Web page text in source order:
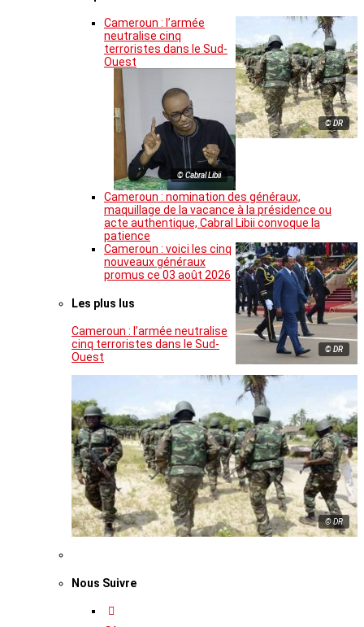
© DR
Cameroun : l’armée
neutralise cinq
terroristes dans le Sud-
Ouest
© Cabral Libii
Cameroun : nomination des généraux,
maquillage de la vacance à la présidence ou
acte authentique, Cabral Libii convoque la
patience
© DR
Cameroun : voici les cinq
nouveaux généraux
promus ce 03 août 2026
Les plus lus
Cameroun : l’armée neutralise
cinq terroristes dans le Sud-
Ouest
© DR
Nous Suivre